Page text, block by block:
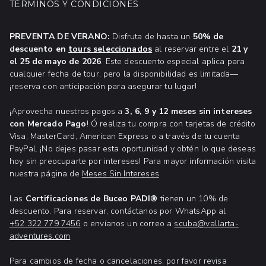
emocionantes aventuras llenas de
Disfruta de descuentos exclusivos en nuestras
experiencias más populares. Ya sea que busques
aventura, relajación o encuentros cercanos con la
planear y hacer que tus vacaciones en Puerto
Vallarta sean realmente extraordinarias.
con increíbles descuentos en
aventuray mucho más!
TÉRMINOS Y CONDICIONES
PREVENTA DE VERANO: Disfruta de hasta un 50% de
descuento en tours seleccionados al reservar entre el 21 y
el 25 de mayo de 2026. Este descuento especial aplica para
cualquier fecha de tour, pero la disponibilidad es limitada—
¡reserva con anticipación para asegurar tu lugar!
¡Aprovecha nuestros pagos a3, 6, 9 y 12 meses sin intereses
con Mercado Pago! Ó realiza tu compra con tarjetas de crédito
Visa, MasterCard, American Express o a través de tu cuenta
PayPal. ¡No dejes pasar esta oportunidad y obtén lo que deseas
hoy sin preocuparte por intereses! Para mayor información visita
nuestra página de Meses Sin Intereses.
Las Certificaciones de Buceo PADI® tienen un 10% de
descuento. Para reservar, contáctanos por WhatsApp al
+52 ‭322 779 7456 o envíanos un correo a scuba@vallarta-
adventures.com
Para cambios de fecha o cancelaciones, por favor revisa